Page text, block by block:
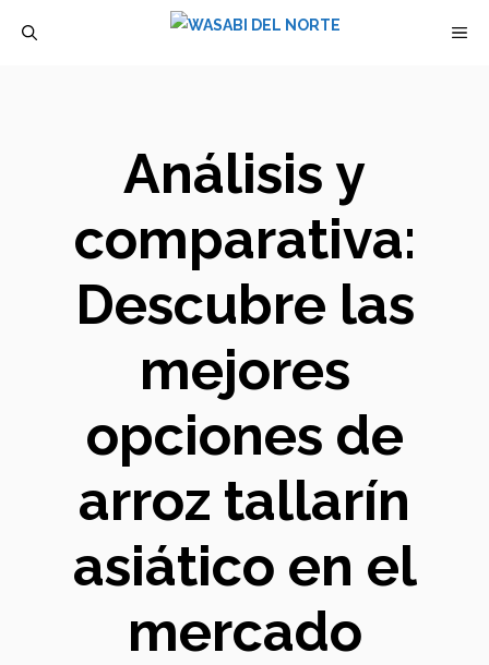
Análisis y
comparativa:
Descubre las
mejores
opciones de
arroz tallarín
asiático en el
mercado